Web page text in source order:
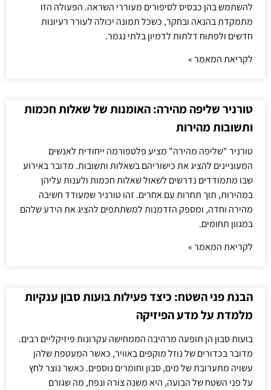
להשתמש בהן כבסיס לסיפורים מעוררי השראה. הפעולה הזו
מתמקדת בהנאה ובחקר, כשכל תמונה יכולה לעורר רעיונות
חדשים ולפתוח דלתות לדמיון בלתי נגמר.
לקריאת המאמר »
טורניר שליפה מהירה: האומנות של שאלות חכמות
ותשובות מהירות
טורניר "שליפה מהירה" מציע פלטפורמה ייחודית לאנשים
המעוניינים להציג את כישוריהם בשאלות ותשובות. מדובר באירוע
שבו מתמודדים נדרשים לשאול שאלות חכמות ולענות עליהן
במהירות, תוך תחרות עם אחרים. זהו טורניר שמעודד חשיבה
מהירה וחדה, ומספק הזדמנות למשתתפים להציג את הידע שלהם
במגוון תחומים.
לקריאת המאמר »
הבנת פני השטח: כיצד פעילות בועות סבון ענקיות
מלמדת על מדע הפיזיקה
בועות סבון הן תופעה מרהיבה הממחישה עקרונות פיזיקליים רבים.
מדובר בכדורים של נוזל מוקפים באוויר, כאשר המעטפת שלהן
עשויה מתערובת של מים, סבון וחומרים נוספים. כאשר נוצר לחץ
על פני השטח של הבועה, היא משנה צורה ונפח, מה שגורם